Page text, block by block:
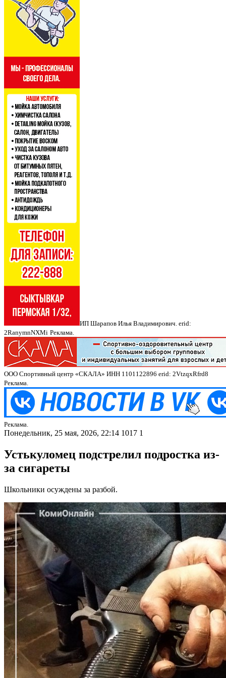
ИП Шарапов Илья Владимирович. erid:
2RanymnNXMi Реклама.
ООО Спортивный центр «СКАЛА» ИНН 1101122896 erid: 2VtzqxRfrd8
Реклама.
Реклама.
Понедельник, 25 мая, 2026, 22:14 1017 1
Устькуломец подстрелил подростка из-
за сигареты
Школьники осуждены за разбой.